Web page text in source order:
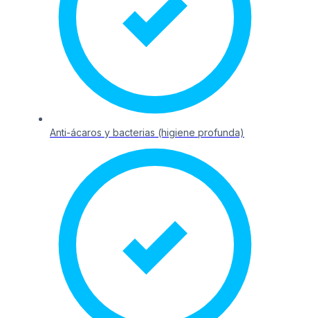
Anti-ácaros y bacterias (higiene profunda)